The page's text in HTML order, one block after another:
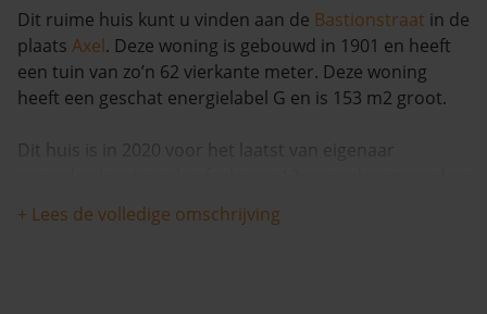
Dit ruime huis kunt u vinden aan de Bastionstraat in de
plaats Axel. Deze woning is gebouwd in 1901 en heeft
een tuin van zo’n 62 vierkante meter. Deze woning
heeft een geschat energielabel G en is 153 m2 groot.
Dit huis is in 2020 voor het laatst van eigenaar
3% meer waard geworden. Er zijn vanaf 1993 totaal 3
verkopen bekend voor deze woning.
+ Lees de volledige omschrijving